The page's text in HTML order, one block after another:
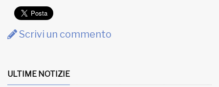
Scrivi un commento
ULTIME NOTIZIE